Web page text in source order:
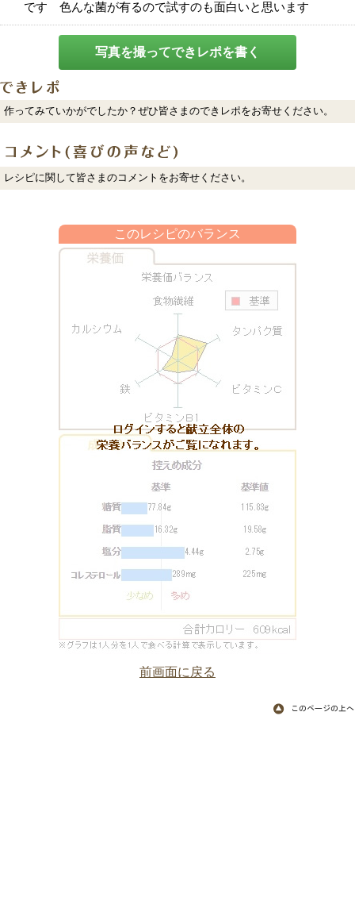
です 色んな菌が有るので試すのも面白いと思います
写真を撮ってできレポを書く
作ってみていかがでしたか？ぜひ皆さまのできレポをお寄せください。
レシピに関して皆さまのコメントをお寄せください。
このレシピのバランス
前画面に戻る